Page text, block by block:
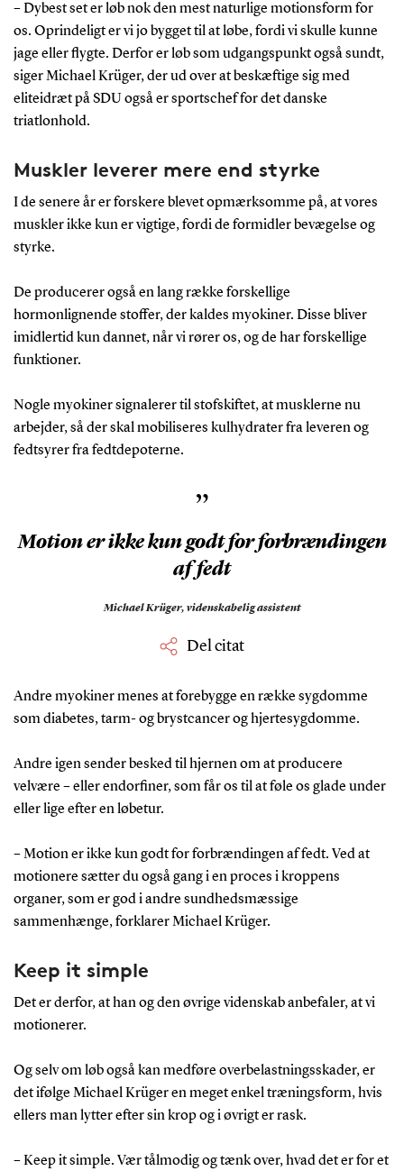
– Dybest set er løb nok den mest naturlige motionsform for
os. Oprindeligt er vi jo bygget til at løbe, fordi vi skulle kunne
jage eller flygte. Derfor er løb som udgangspunkt også sundt,
siger Michael Krüger, der ud over at beskæftige sig med
eliteidræt på SDU også er sportschef for det danske
triatlonhold.
Muskler leverer mere end styrke
I de senere år er forskere blevet opmærksomme på, at vores
muskler ikke kun er vigtige, fordi de formidler bevægelse og
styrke.
De producerer også en lang række forskellige
hormonlignende stoffer, der kaldes myokiner. Disse bliver
imidlertid kun dannet, når vi rører os, og de har forskellige
funktioner.
Nogle myokiner signalerer til stofskiftet, at musklerne nu
arbejder, så der skal mobiliseres kulhydrater fra leveren og
fedtsyrer fra fedtdepoterne.
”
Motion er ikke kun godt for forbrændingen
af fedt
Michael Krüger, videnskabelig assistent
Del citat
Andre myokiner menes at forebygge en række sygdomme
som diabetes, tarm- og brystcancer og hjertesygdomme.
Andre igen sender besked til hjernen om at producere
velvære – eller endorfiner, som får os til at føle os glade under
eller lige efter en løbetur.
– Motion er ikke kun godt for forbrændingen af fedt. Ved at
motionere sætter du også gang i en proces i kroppens
organer, som er god i andre sundhedsmæssige
sammenhænge, forklarer Michael Krüger.
Keep it simple
Det er derfor, at han og den øvrige videnskab anbefaler, at vi
motionerer.
Og selv om løb også kan medføre overbelastningsskader, er
det ifølge Michael Krüger en meget enkel træningsform, hvis
ellers man lytter efter sin krop og i øvrigt er rask.
– Keep it simple. Vær tålmodig og tænk over, hvad det er for et